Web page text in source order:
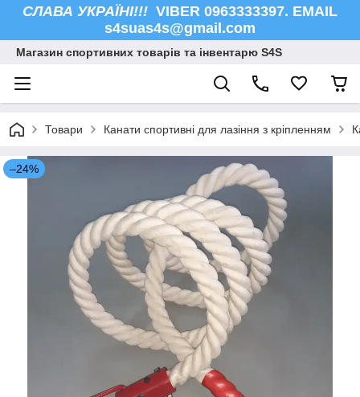
СЛАВА УКРАЇНІ!!! VIBER 0963333397. EMAIL
s4suas4s@gmail.com
Магазин спортивних товарів та інвентарю S4S
Товари Канати спортивні для лазіння з кріпленням
–24%